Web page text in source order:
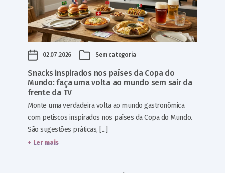
02.07.2026 Sem categoria
Snacks inspirados nos países da Copa do
Mundo: faça uma volta ao mundo sem sair da
frente da TV
Monte uma verdadeira volta ao mundo gastronômica
com petiscos inspirados nos países da Copa do Mundo.
São sugestões práticas, [...]
+ Ler mais